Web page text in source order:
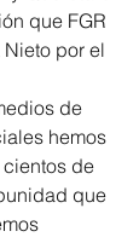
que FGR
por el
de
hemos
de
que